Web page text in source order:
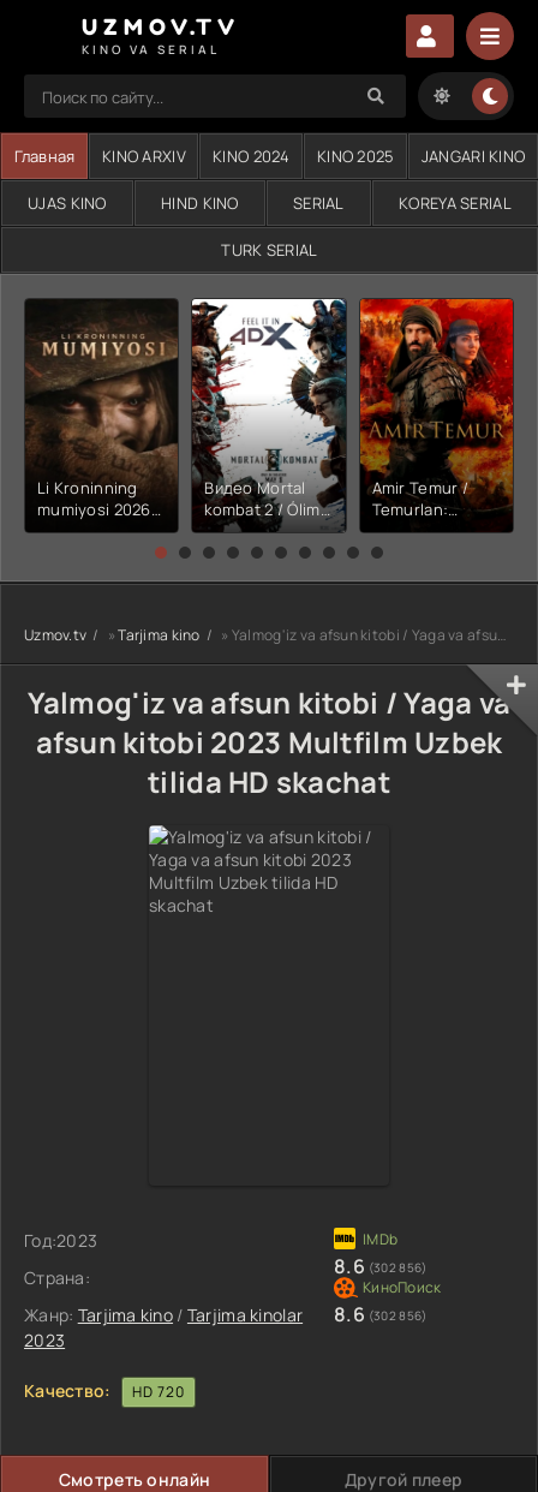
UZMOV.TV
KINO VA SERIAL
Главная KINO ARXIV KINO 2024 KINO 2025 JANGARI KINO
UJAS KINO HIND KINO SERIAL KOREYA SERIAL
TURK SERIAL
Li Kroninning
mumiyosi 2026
(uzbek tilida
kino) tarjima HD
Видео Mortal
kombat 2 / Ólim
jangi 2 (2026)
Uzbek tilida
Amir Temur /
Temurlan:
Fathchining
yuksalishi
tarjima kino Full
HD tas-ix
Uzmov.tv »Tarjima kino » Yalmog'iz va afsun kitobi / Yaga va afsun kitobi 2023 Multfilm Uzbek tilida HD skachat
Yalmog'iz va afsun kitobi / Yaga va
afsun kitobi 2023 Multfilm Uzbek
tilida HD skachat
Год:2023
Страна:
Жанр: Tarjima kino / Tarjima kinolar
2023
8.6 (302 856)
8.6 (302 856)
Качество: HD 720
Смотреть онлайн Другой плеер